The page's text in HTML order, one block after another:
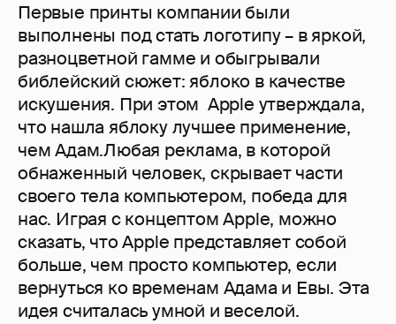
Первые принты компании были
выполнены под стать логотипу – в яркой,
разноцветной гамме и обыгрывали
библейский сюжет: яблоко в качестве
искушения. При этом Apple утверждала,
что нашла яблоку лучшее применение,
чем Адам.Любая реклама, в которой
обнаженный человек, скрывает части
своего тела компьютером, победа для
нас. Играя с концептом Apple, можно
сказать, что Apple представляет собой
больше, чем просто компьютер, если
вернуться ко временам Адама и Евы. Эта
идея считалась умной и веселой.